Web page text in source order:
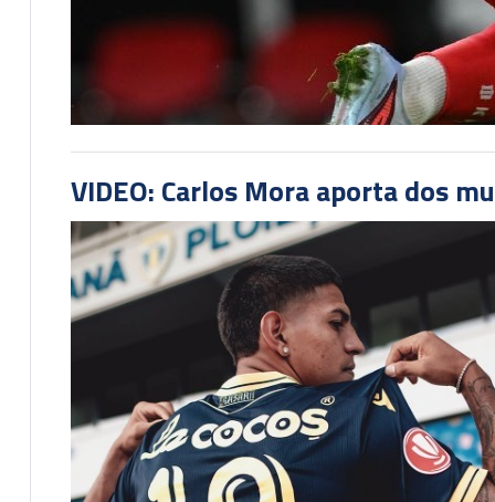
VIDEO: Carlos Mora aporta dos